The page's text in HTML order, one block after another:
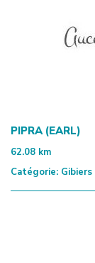
PIPRA (EARL)
62.08 km
Catégorie: Gibiers